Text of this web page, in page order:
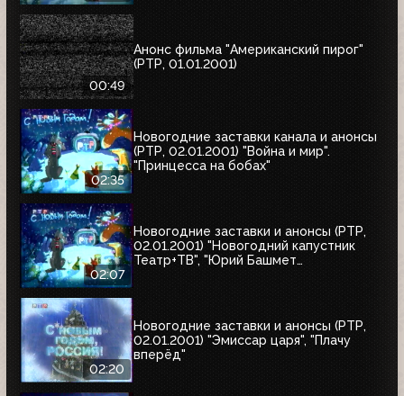
00:49
Анонс фильма "Американский пирог"
(РТР, 01.01.2001)
02:35
Новогодние заставки канала и анонсы
(РТР, 02.01.2001) "Война и мир".
"Принцесса на бобах"
02:07
Новогодние заставки и анонсы (РТР,
02.01.2001) "Новогодний капустник
Театр+ТВ", "Юрий Башмет
02:20
Новогодние заставки и анонсы (РТР,
02.01.2001) "Эмиссар царя", "Плачу
вперёд"